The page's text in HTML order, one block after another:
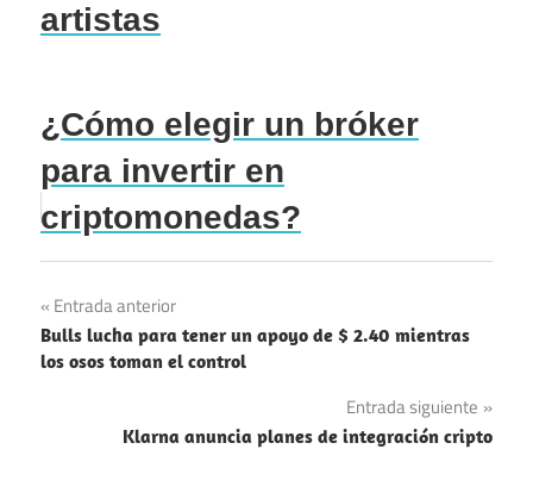
artistas
¿Cómo elegir un bróker
para invertir en
criptomonedas?
Navegación
de
Entrada anterior
Bulls lucha para tener un apoyo de $ 2.40 mientras
los osos toman el control
Entrada siguiente
Klarna anuncia planes de integración cripto